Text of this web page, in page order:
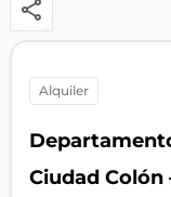
alquiler
Ciudad Colón